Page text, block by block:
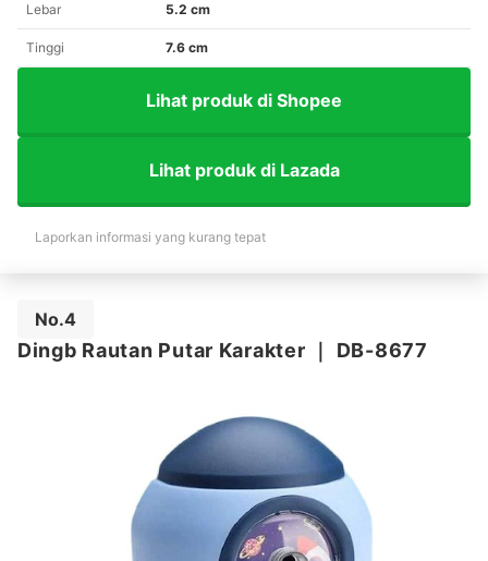
Lebar 5.2 cm
Tinggi 7.6 cm
Lihat produk di Shopee
Lihat produk di Lazada
Laporkan informasi yang kurang tepat
No.4
Dingb Rautan Putar Karakter DB-8677